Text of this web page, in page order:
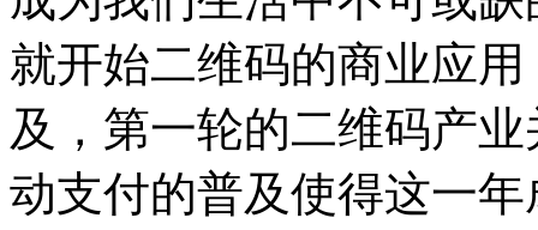
就开始二维码的商业应
及，第一轮的二维码产
动支付的普及使得这一